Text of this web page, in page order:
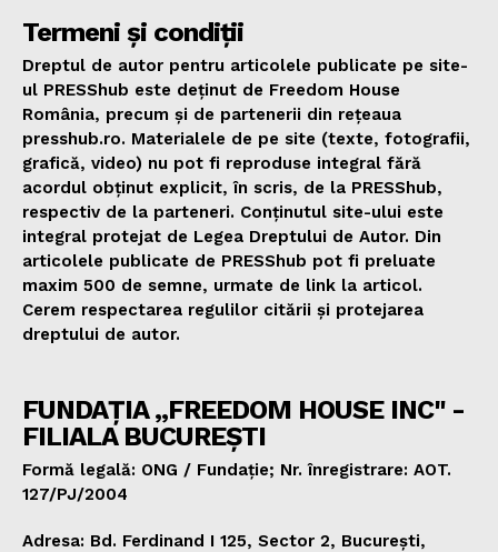
Termeni și condiții
Dreptul de autor pentru articolele publicate pe site-
ul PRESShub este deținut de Freedom House
România, precum și de partenerii din rețeaua
presshub.ro. Materialele de pe site (texte, fotografii,
grafică, video) nu pot fi reproduse integral fără
acordul obținut explicit, în scris, de la PRESShub,
respectiv de la parteneri. Conținutul site-ului este
integral protejat de Legea Dreptului de Autor. Din
articolele publicate de PRESShub pot fi preluate
maxim 500 de semne, urmate de link la articol.
Cerem respectarea regulilor citării și protejarea
dreptului de autor.
FUNDAȚIA „FREEDOM HOUSE INC" -
FILIALA BUCUREȘTI
Formă legală: ONG / Fundație; Nr. înregistrare: AOT.
127/PJ/2004
Adresa: Bd. Ferdinand I 125, Sector 2, București,